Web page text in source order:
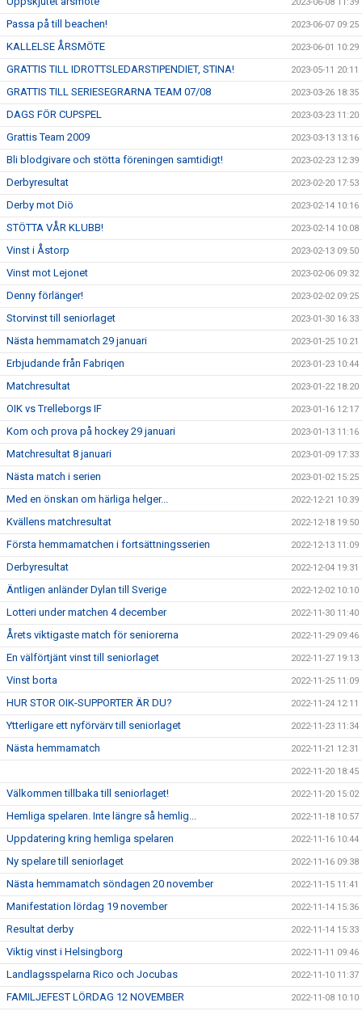
2023-06-08 11:39
Passa på till beachen! 2023-06-07 09:25
KALLELSE ÅRSMÖTE 2023-06-01 10:29
GRATTIS TILL IDROTTSLEDARSTIPENDIET, STINA! 2023-05-11 20:11
GRATTIS TILL SERIESEGRARNA TEAM 07/08 2023-03-26 18:35
DAGS FÖR CUPSPEL 2023-03-23 11:20
Grattis Team 2009 2023-03-13 13:16
Bli blodgivare och stötta föreningen samtidigt! 2023-02-23 12:39
Derbyresultat 2023-02-20 17:53
Derby mot Diö 2023-02-14 10:16
STÖTTA VÅR KLUBB! 2023-02-14 10:08
Vinst i Åstorp 2023-02-13 09:50
Vinst mot Lejonet 2023-02-06 09:32
Denny förlänger! 2023-02-02 09:25
Storvinst till seniorlaget 2023-01-30 16:33
Nästa hemmamatch 29 januari 2023-01-25 10:21
Erbjudande från Fabriqen 2023-01-23 10:44
Matchresultat 2023-01-22 18:20
OIK vs Trelleborgs IF 2023-01-16 12:17
Kom och prova på hockey 29 januari 2023-01-13 11:16
Matchresultat 8 januari 2023-01-09 17:33
Nästa match i serien 2023-01-02 15:25
Med en önskan om härliga helger... 2022-12-21 10:39
Kvällens matchresultat 2022-12-18 19:50
Första hemmamatchen i fortsättningsserien 2022-12-13 11:09
Derbyresultat 2022-12-04 19:31
Äntligen anländer Dylan till Sverige 2022-12-02 10:10
Lotteri under matchen 4 december 2022-11-30 11:40
Årets viktigaste match för seniorerna 2022-11-29 09:46
En välförtjänt vinst till seniorlaget 2022-11-27 19:13
Vinst borta 2022-11-25 11:09
HUR STOR OIK-SUPPORTER ÄR DU? 2022-11-24 12:11
Ytterligare ett nyförvärv till seniorlaget 2022-11-23 11:34
Nästa hemmamatch 2022-11-21 12:31
2022-11-20 18:45
Välkommen tillbaka till seniorlaget! 2022-11-20 15:02
Hemliga spelaren. Inte längre så hemlig... 2022-11-18 10:57
Uppdatering kring hemliga spelaren 2022-11-16 10:44
Ny spelare till seniorlaget 2022-11-16 09:38
Nästa hemmamatch söndagen 20 november 2022-11-15 11:41
Manifestation lördag 19 november 2022-11-14 15:36
Resultat derby 2022-11-14 15:33
Viktig vinst i Helsingborg 2022-11-11 09:46
Landlagsspelarna Rico och Jocubas 2022-11-10 11:37
FAMILJEFEST LÖRDAG 12 NOVEMBER 2022-11-08 10:10